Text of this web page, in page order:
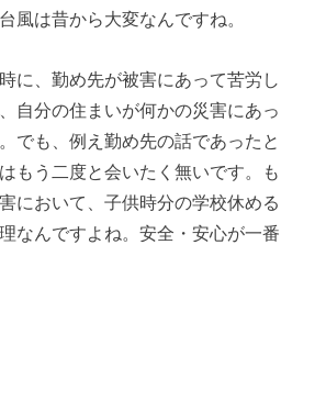
風は昔から大変なんですね。
に、勤め先が被害にあって苦労し
自分の住まいが何かの災害にあっ
でも、例え勤め先の話であったと
もう二度と会いたく無いです。も
において、子供時分の学校休める
なんですよね。安全・安心が一番